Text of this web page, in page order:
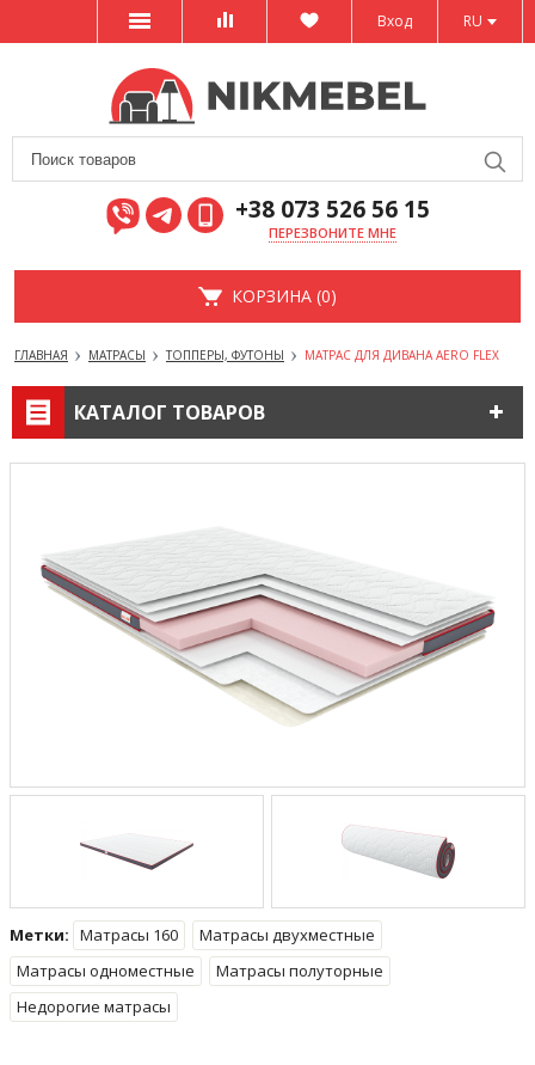
RU
Вход
+38 073 526 56 15
ПЕРЕЗВОНИТЕ МНЕ
КОРЗИНА (0)
ГЛАВНАЯ МАТРАСЫ ТОППЕРЫ, ФУТОНЫ МАТРАС ДЛЯ ДИВАНА AERO FLEX
КАТАЛОГ ТОВАРОВ
Метки: Матрасы 160
Матрасы двухместные
Матрасы одноместные
Матрасы полуторные
Недорогие матрасы